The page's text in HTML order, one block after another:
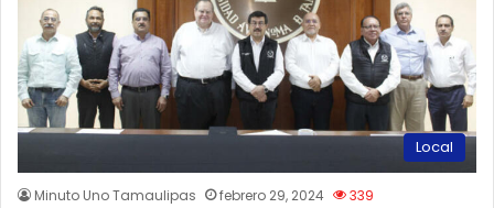
Local
Minuto Uno Tamaulipas febrero 29, 2024 339